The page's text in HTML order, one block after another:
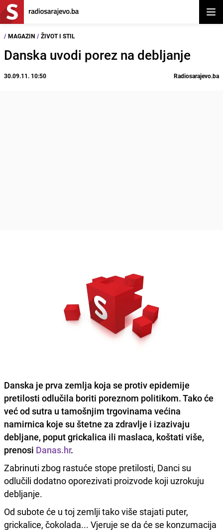
/ MAGAZIN / ŽIVOT I STIL
Danska uvodi porez na debljanje
30.09.11. 10:50 Radiosarajevo.ba
Danska je prva zemlja koja se protiv epidemije
pretilosti odlučila boriti poreznom politikom. Tako će
već od sutra u tamošnjim trgovinama većina
namirnica koje su štetne za zdravlje i izazivaju
debljane, poput grickalica ili maslaca, koštati više,
prenosi Danas.hr.
Zabrinuti zbog rastuće stope pretilosti, Danci su
odlučili dodatno oporezivati proizvode koji uzrokuju
debljanje.
Od subote će u toj zemlji tako više stajati puter,
grickalice, čokolada... Vjeruje se da će se konzumacija